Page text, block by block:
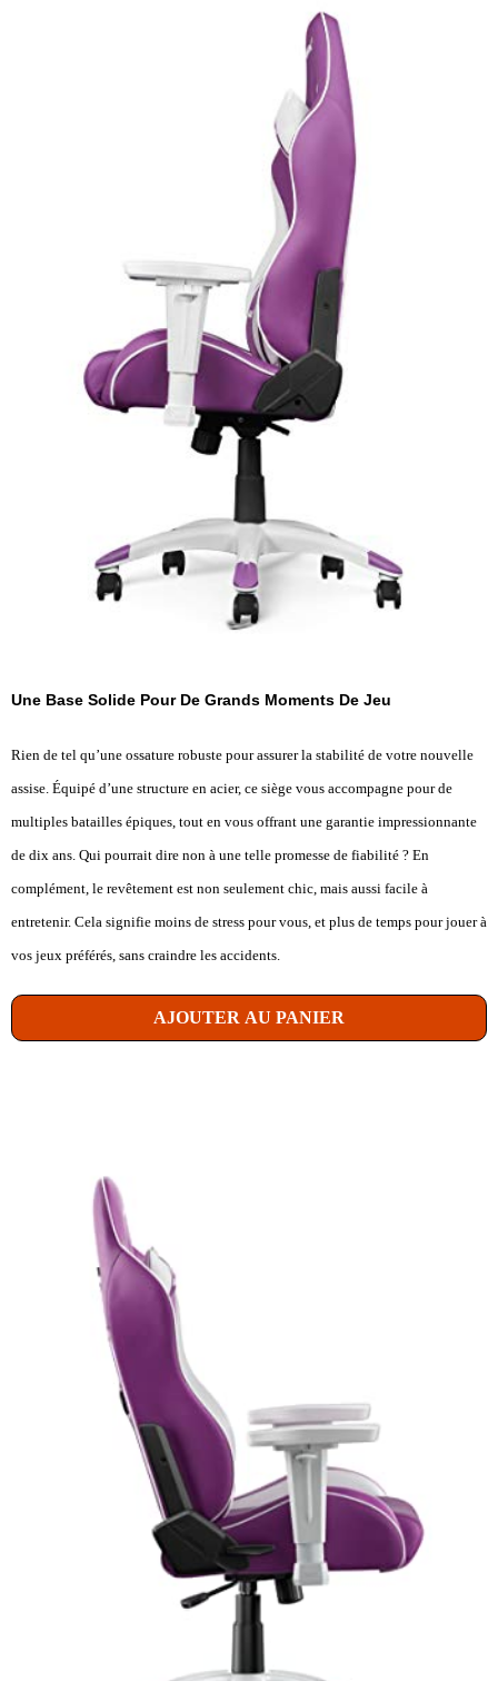
Une Base Solide Pour De Grands Moments De Jeu
Rien de tel qu’une ossature robuste pour assurer la stabilité de votre nouvelle
assise. Équipé d’une structure en acier, ce siège vous accompagne pour de
multiples batailles épiques, tout en vous offrant une garantie impressionnante
de dix ans. Qui pourrait dire non à une telle promesse de fiabilité ? En
complément, le revêtement est non seulement chic, mais aussi facile à
entretenir. Cela signifie moins de stress pour vous, et plus de temps pour jouer à
vos jeux préférés, sans craindre les accidents.
AJOUTER AU PANIER